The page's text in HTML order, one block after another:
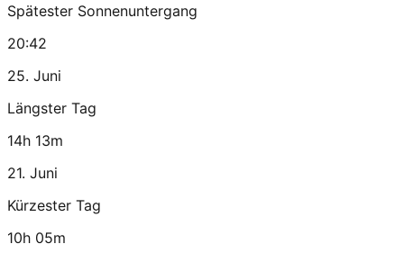
Spätester Sonnenuntergang
20:42
25. Juni
Längster Tag
14h 13m
21. Juni
Kürzester Tag
10h 05m